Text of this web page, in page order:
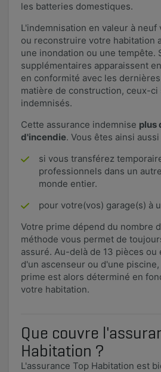
les batteries domestiques.​
​​L'indemnisation en valeur à neuf
ou reconstruire votre habitation
une inondation ou une tempête.
supplémentaires apparaissent
en conformité avec les
matière de construction, ceux-ci
indemnisés.
Cette assurance indemnise plus
d'incendie. Vous êtes ainsi
si vous transférez
professionnels dans un
monde entier.
pour votre(vos) garage(s) à
Votre prime dépend du nombre
méthode vous permet de
assuré. Au-delà de 13 pièces ou
d'un ascenseur ou d'une
prime est alors déterminé en
votre habitation.
Que couvre
Habitation ?
L'assurance Top Habitation est